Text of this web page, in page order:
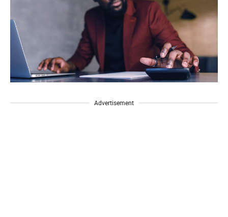
Advertisement